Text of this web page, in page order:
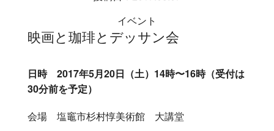
イベント
映画と珈琲とデッサン会
日時 2017年5月20日（土）14時〜16時（受付は
30分前を予定）
会場 塩竈市杉村惇美術館 大講堂